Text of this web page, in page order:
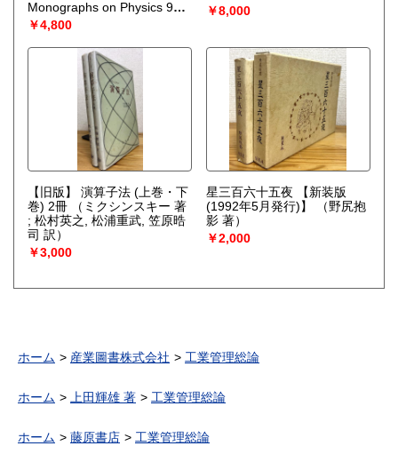
Monographs on Physics 93
＞ （Amikam Aharoni）
￥4,800
￥8,000
【旧版】 演算子法 (上巻・下
巻) 2冊
（ミクシンスキー 著
; 松村英之, 松浦重武, 笠原晧
司 訳）
￥3,000
星三百六十五夜 【新装版
(1992年5月発行)】
（野尻抱
影 著）
￥2,000
ホーム 産業圖書株式会社 工業管理総論
ホーム 上田輝雄 著 工業管理総論
ホーム 藤原書店 工業管理総論